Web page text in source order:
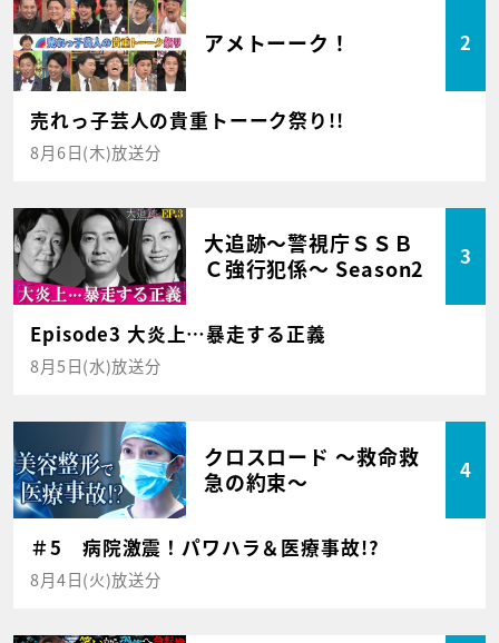
アメトーーク！ 2
売れっ子芸人の貴重トーーク祭り!!
8月6日(木)放送分
大追跡～警視庁ＳＳＢ
Ｃ強行犯係～ Season2
3
Episode3 大炎上…暴走する正義
8月5日(水)放送分
クロスロード ～救命救
急の約束～
4
＃5 病院激震！パワハラ＆医療事故!?
8月4日(火)放送分